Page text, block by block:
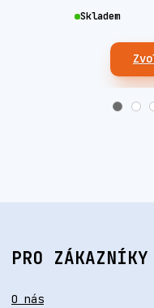
Skladem
PRO ZÁKAZNÍKY
O nás